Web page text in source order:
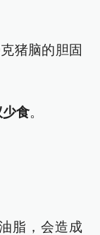
猪脑的胆固
食。
脂，会造成